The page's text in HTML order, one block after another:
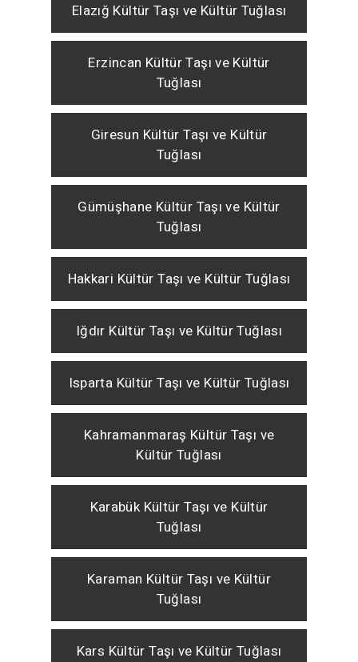
Elazığ Kültür Taşı ve Kültür Tuğlası
Erzincan Kültür Taşı ve Kültür
Tuğlası
Giresun Kültür Taşı ve Kültür
Tuğlası
Gümüşhane Kültür Taşı ve Kültür
Tuğlası
Hakkari Kültür Taşı ve Kültür Tuğlası
Iğdır Kültür Taşı ve Kültür Tuğlası
Isparta Kültür Taşı ve Kültür Tuğlası
Kahramanmaraş Kültür Taşı ve
Kültür Tuğlası
Karabük Kültür Taşı ve Kültür
Tuğlası
Karaman Kültür Taşı ve Kültür
Tuğlası
Kars Kültür Taşı ve Kültür Tuğlası